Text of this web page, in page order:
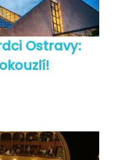
Ostravy: